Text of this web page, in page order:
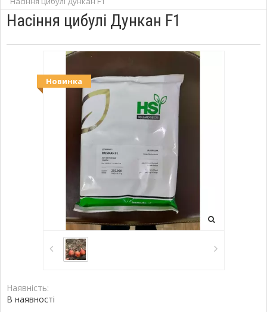
Насіння цибулі Дункан F1
Новинка
Наявність:
В наявності